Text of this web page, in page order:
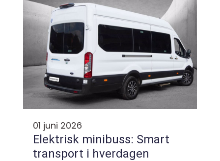
luk...
01 juni 2026
Elektrisk minibuss: Smart
transport i hverdagen